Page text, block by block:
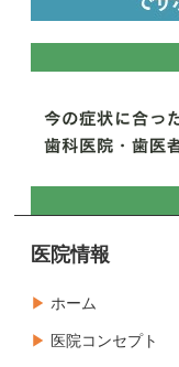
医院情報
ホーム
医院コンセプト